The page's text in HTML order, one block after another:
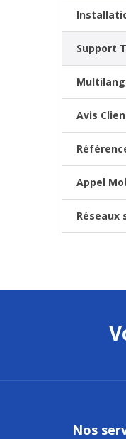
Support
Avis
Appel
Réseaux
Nos